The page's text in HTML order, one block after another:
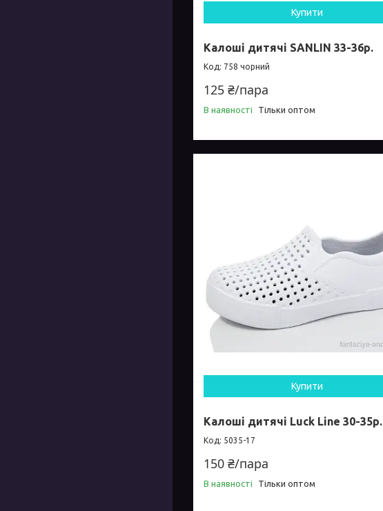
Купити
Калоші дитячі SANLIN 33-36р.
758 чорний
125 ₴/пара
В наявності Тільки оптом
Купити
Калоші дитячі Luck Line 30-35р.
5035-17
150 ₴/пара
В наявності Тільки оптом